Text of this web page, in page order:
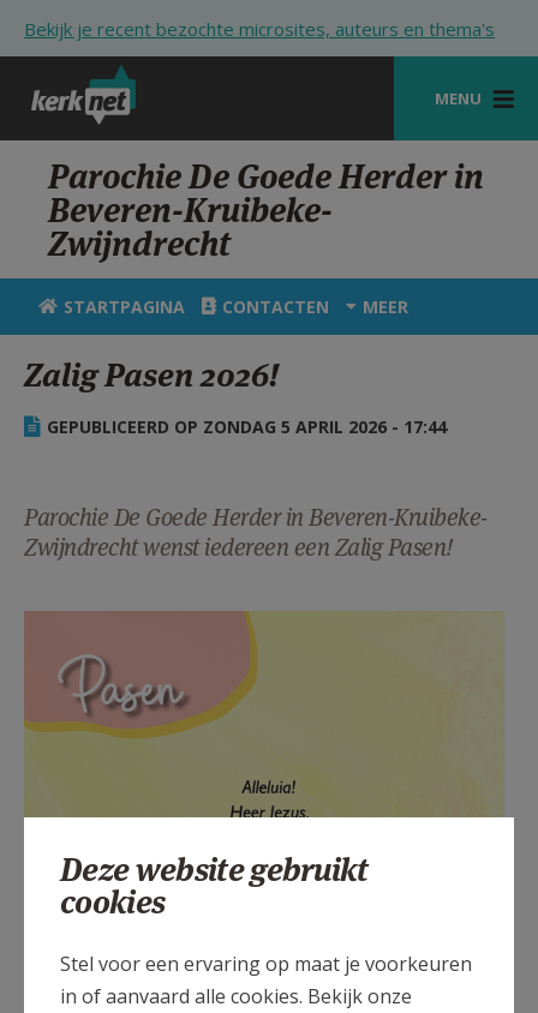
Bekijk je recent bezochte microsites, auteurs en thema's
MENU
STARTPAGINA
KERK
VIERINGEN
SHOP
ZOEKEN
HULP
MIJN PAROCHIE
AANMELDEN OF REGISTREREN
Parochie De Goede Herder in
Beveren-Kruibeke-
Zwijndrecht
STARTPAGINA CONTACTEN MEER
Zalig Pasen 2026!
GEPUBLICEERD OP ZONDAG 5 APRIL 2026 - 17:44
Parochie De Goede Herder in Beveren-Kruibeke-
Zwijndrecht wenst iedereen een Zalig Pasen!
Deze website gebruikt
cookies
Stel voor een ervaring op maat je voorkeuren
in of aanvaard alle cookies. Bekijk onze